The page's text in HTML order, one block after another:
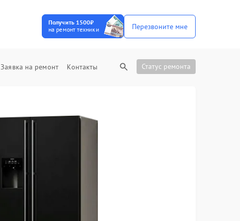
Получить 1500₽
на ремонт техники
Перезвоните мне
Заявка на ремонт Контакты Статус ремонта